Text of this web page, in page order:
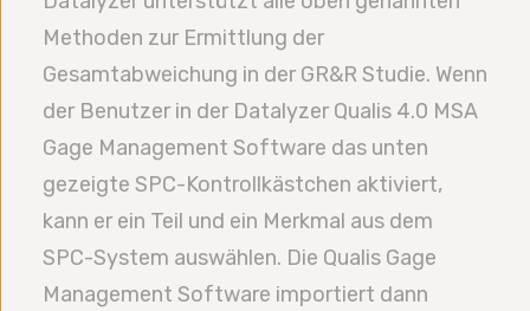
Methoden zur Ermittlung der
Gesamtabweichung in der GR&R Studie. Wenn
der Benutzer in der Datalyzer Qualis 4.0 MSA
Gage Management Software das unten
gezeigte SPC-Kontrollkästchen aktiviert,
kann er ein Teil und ein Merkmal aus dem
SPC-System auswählen. Die Qualis Gage
Management Software importiert dann